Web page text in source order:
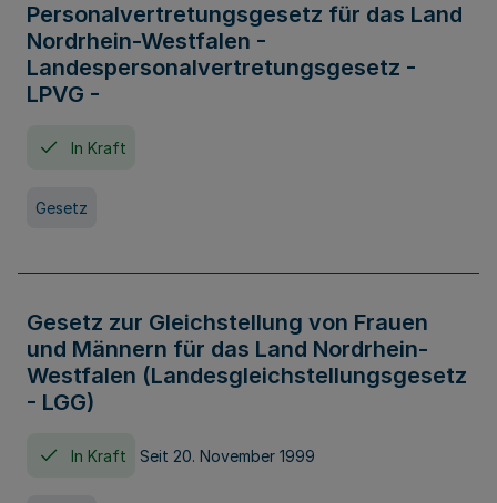
Personalvertretungsgesetz für das Land
Nordrhein-Westfalen -
Landespersonalvertretungsgesetz -
LPVG -
In Kraft
Gesetz
Gesetz zur Gleichstellung von Frauen
und Männern für das Land Nordrhein-
Westfalen (Landesgleichstellungsgesetz
- LGG)
In Kraft Seit 20. November 1999